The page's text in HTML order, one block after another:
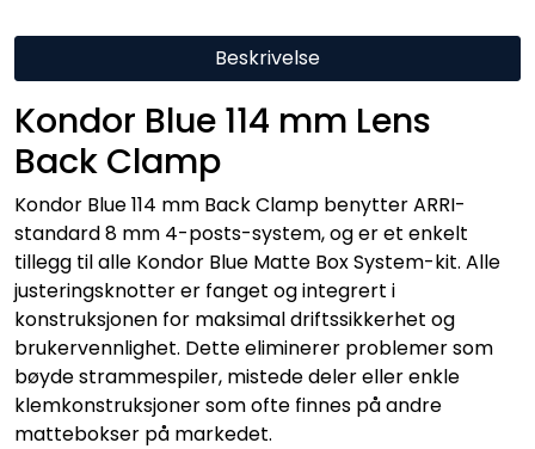
Beskrivelse
Kondor Blue 114 mm Lens
Back Clamp
Kondor Blue 114 mm Back Clamp benytter ARRI-
standard 8 mm 4-posts-system, og er et enkelt
tillegg til alle Kondor Blue Matte Box System-kit. Alle
justeringsknotter er fanget og integrert i
konstruksjonen for maksimal driftssikkerhet og
brukervennlighet. Dette eliminerer problemer som
bøyde strammespiler, mistede deler eller enkle
klemkonstruksjoner som ofte finnes på andre
mattebokser på markedet.